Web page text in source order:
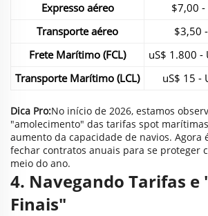
Expresso aéreo
$7,00
Transporte aéreo
$3,50
Frete Marítimo (FCL)
uS$ 1.800 -
Transporte Marítimo (LCL)
uS$ 15 -
Dica Pro:No início de 2026, estamos
"amolecimento" das tarifas spot
aumento da capacidade de navios. Agora
fechar contratos anuais para se proteger
meio do ano.
4. Navegando Tarifas e
Finais"